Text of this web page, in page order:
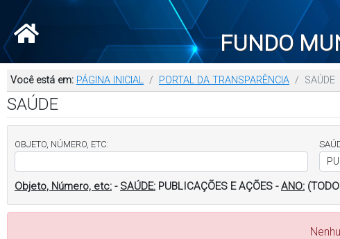
FUNDO
Você está em: PÁGINA INICIAL PORTAL DA TRANSPARÊNCIA SAÚDE
SAÚDE
OBJETO, NÚMERO, ETC:
Objeto, Número, etc: - SAÚDE: PUBLICAÇÕES E AÇÕES -ANO: